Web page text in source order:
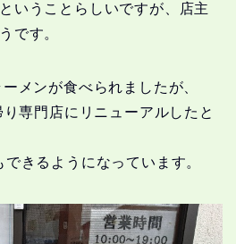
いうことらしいですが、店主
です。
メンが食べられましたが、
り専門店にリニューアルしたと
きるようになっています。